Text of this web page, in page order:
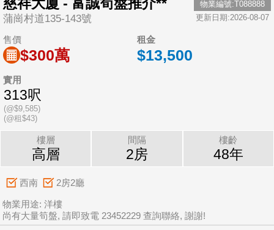
蒲崗村道135-143號
物業編號:T088888
更新日期:2026-08-07
售價
$300萬
租金
$13,500
實用
313呎
(@$9,585)
(@租$43)
樓層
高層
間隔
2房
樓齡
48年
西南 2房2廳
物業用途: 洋樓
尚有大量筍盤, 請即致電 23452229 查詢聯絡, 謝謝!